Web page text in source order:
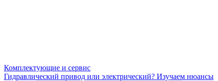
Комплектующие и сервис
Гидравлический привод или электрический? Изучаем нюансы